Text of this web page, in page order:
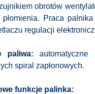
obrotów
Praca
regulacji
paliwa: automatyczne
spiral zapłonowych.
funkcje palinka: